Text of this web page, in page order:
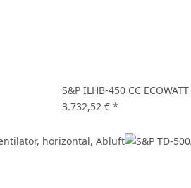
S&P ILHB-450 CC
3.732,52 € *